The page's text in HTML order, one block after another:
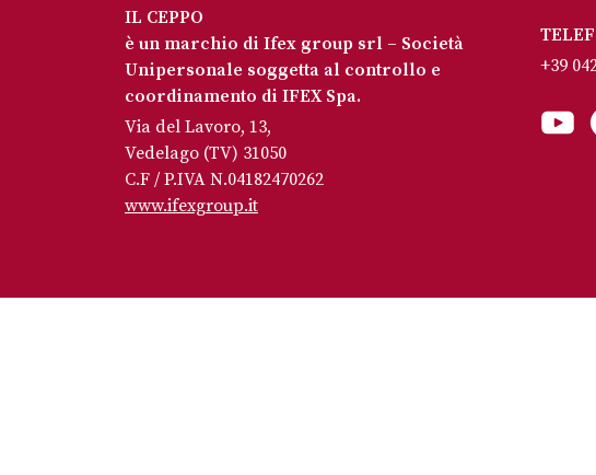
IL CEPPO
è un marchio di Ifex group srl – Società
Unipersonale soggetta al controllo e
coordinamento di IFEX Spa.
Via del Lavoro, 13,
Vedelago (TV) 31050
C.F / P.IVA N.04182470262
www.ifexgroup.it
+39